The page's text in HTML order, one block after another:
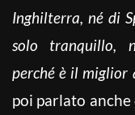
Inghilterra, né di
solo tranquillo,
perché è il miglior
poi parlato